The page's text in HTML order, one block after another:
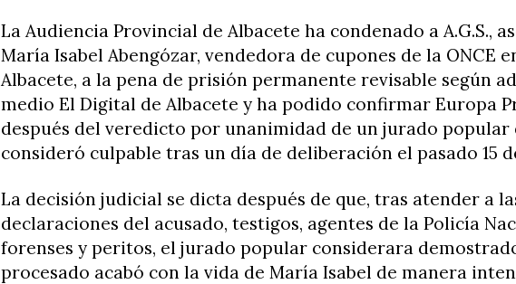
La Audiencia Provincial de Albacete ha condenado a A.G.S.,
María Isabel Abengózar, vendedora de cupones de la ONCE
Albacete, a la pena de prisión permanente revisable según
medio El Digital de Albacete y ha podido confirmar Europa
después del veredicto por unanimidad de un jurado popular
consideró culpable tras un día de deliberación el pasado 15
La decisión judicial se dicta después de que, tras atender a
declaraciones del acusado, testigos, agentes de la Policía
forenses y peritos, el jurado popular considerara
procesado acabó con la vida de María Isabel de manera